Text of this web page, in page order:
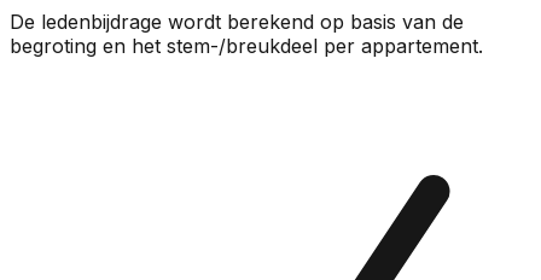
De ledenbijdrage wordt berekend op basis van de
begroting en het stem-/breukdeel per appartement.